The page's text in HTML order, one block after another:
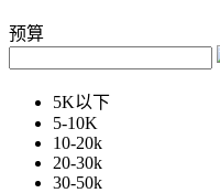
预算
5K以下
5-10K
10-20k
20-30k
30-50k